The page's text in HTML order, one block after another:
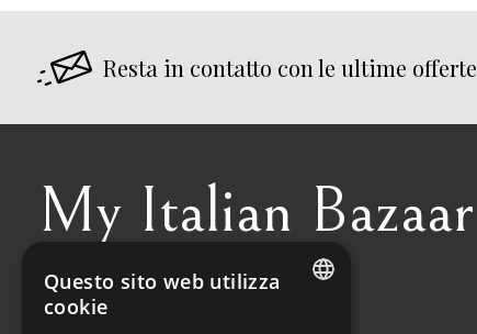
Resta in contatto con le ultime offerte
My Italian Bazaar
+39 338 5064887
Questo sito web utilizza
cookie